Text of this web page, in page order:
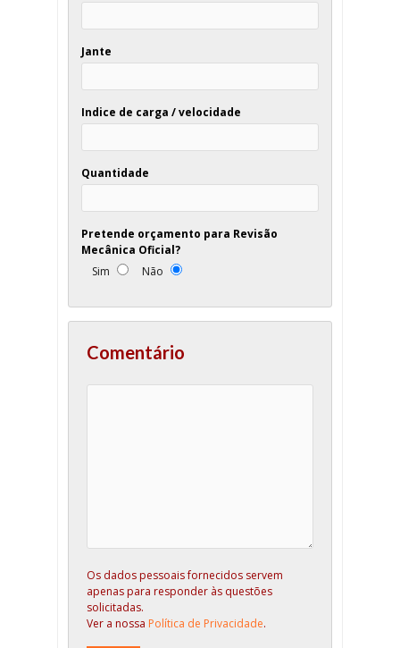
Jante
Indice de carga / velocidade
Quantidade
Pretende orçamento para Revisão
Mecânica Oficial?
Sim
Não
Comentário
Os dados pessoais fornecidos servem
apenas para responder às questões
solicitadas.
Ver a nossa Política de Privacidade.